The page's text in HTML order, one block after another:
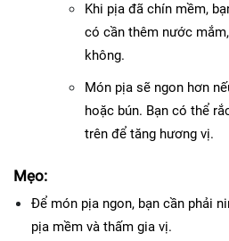
Khi pịa đã chín mềm,
có cần thêm nước
không.
Món pịa sẽ ngon hơn
hoặc bún. Bạn có thể
trên để tăng hương vị.
Mẹo:
Để món pịa ngon, bạn cần phải
pịa mềm và thấm gia vị.